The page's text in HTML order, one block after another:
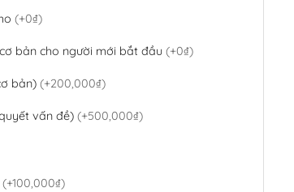
(+0₫)
bản cho người mới bắt đầu (+0₫)
bản) (+200,000₫)
vấn đề) (+500,000₫)
(+100,000₫)